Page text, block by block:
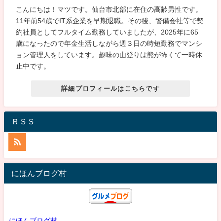
こんにちは！マツです。仙台市北部に在住の高齢男性です。
11年前54歳でIT系企業を早期退職。その後、警備会社等で契
約社員としてフルタイム勤務していましたが、2025年に65
歳になったので年金生活しながら週３日の時短勤務でマンシ
ョン管理人をしています。趣味の山登りは熊が怖くて一時休
止中です。
詳細プロフィールはこちらです
ＲＳＳ
にほんブログ村